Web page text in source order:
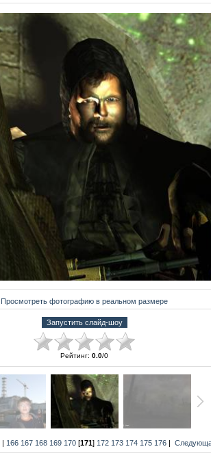
Просмотреть фотографию в реальном размере
Рейтинг: 0.0/0
| 166 167 168 169 170 [171] 172 173 174 175 176 |